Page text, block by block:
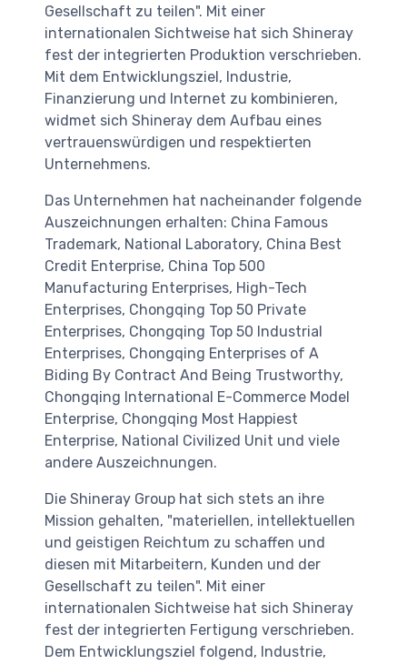
Gesellschaft zu teilen". Mit einer
internationalen Sichtweise hat sich Shineray
fest der integrierten Produktion verschrieben.
Mit dem Entwicklungsziel, Industrie,
Finanzierung und Internet zu kombinieren,
widmet sich Shineray dem Aufbau eines
vertrauenswürdigen und respektierten
Unternehmens.
Das Unternehmen hat nacheinander folgende
Auszeichnungen erhalten: China Famous
Trademark, National Laboratory, China Best
Credit Enterprise, China Top 500
Manufacturing Enterprises, High-Tech
Enterprises, Chongqing Top 50 Private
Enterprises, Chongqing Top 50 Industrial
Enterprises, Chongqing Enterprises of A
Biding By Contract And Being Trustworthy,
Chongqing International E-Commerce Model
Enterprise, Chongqing Most Happiest
Enterprise, National Civilized Unit und viele
andere Auszeichnungen.
Die Shineray Group hat sich stets an ihre
Mission gehalten, "materiellen, intellektuellen
und geistigen Reichtum zu schaffen und
diesen mit Mitarbeitern, Kunden und der
Gesellschaft zu teilen". Mit einer
internationalen Sichtweise hat sich Shineray
fest der integrierten Fertigung verschrieben.
Dem Entwicklungsziel folgend, Industrie,